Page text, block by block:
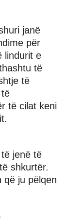
janë
për
lindurit e
të
të
të cilat keni
jenë të
shkurtër.
që ju pëlqen